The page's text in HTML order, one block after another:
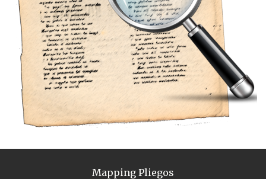
Mapping Pliegos